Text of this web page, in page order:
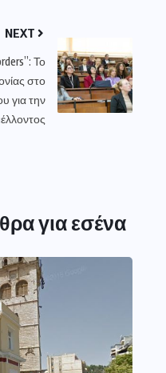
NEXT
Το
στο
για την
για εσένα